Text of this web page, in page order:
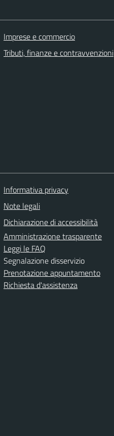
Imprese e commercio
Tributi, finanze e contravvenzioni
Informativa privacy
Note legali
Dichiarazione di accessibilità
Amministrazione trasparente
Leggi le FAQ
Segnalazione disservizio
Prenotazione appuntamento
Richiesta d'assistenza